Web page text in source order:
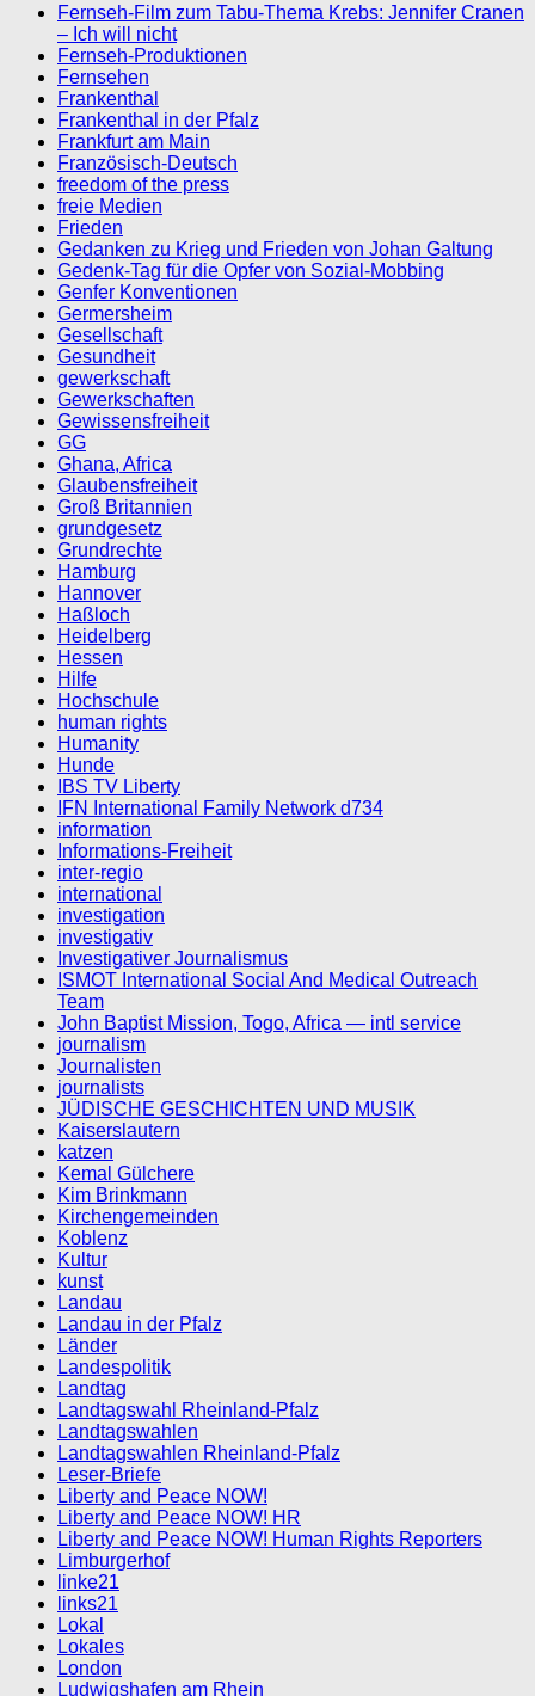
Fernseh-Film zum Tabu-Thema Krebs: Jennifer Cranen
– Ich will nicht
Fernseh-Produktionen
Fernsehen
Frankenthal
Frankenthal in der Pfalz
Frankfurt am Main
Französisch-Deutsch
freedom of the press
freie Medien
Frieden
Gedanken zu Krieg und Frieden von Johan Galtung
Gedenk-Tag für die Opfer von Sozial-Mobbing
Genfer Konventionen
Germersheim
Gesellschaft
Gesundheit
gewerkschaft
Gewerkschaften
Gewissensfreiheit
GG
Ghana, Africa
Glaubensfreiheit
Groß Britannien
grundgesetz
Grundrechte
Hamburg
Hannover
Haßloch
Heidelberg
Hessen
Hilfe
Hochschule
human rights
Humanity
Hunde
IBS TV Liberty
IFN International Family Network d734
information
Informations-Freiheit
inter-regio
international
investigation
investigativ
Investigativer Journalismus
ISMOT International Social And Medical Outreach
Team
John Baptist Mission, Togo, Africa — intl service
journalism
Journalisten
journalists
JÜDISCHE GESCHICHTEN UND MUSIK
Kaiserslautern
katzen
Kemal Gülchere
Kim Brinkmann
Kirchengemeinden
Koblenz
Kultur
kunst
Landau
Landau in der Pfalz
Länder
Landespolitik
Landtag
Landtagswahl Rheinland-Pfalz
Landtagswahlen
Landtagswahlen Rheinland-Pfalz
Leser-Briefe
Liberty and Peace NOW!
Liberty and Peace NOW! HR
Liberty and Peace NOW! Human Rights Reporters
Limburgerhof
linke21
links21
Lokal
Lokales
London
Ludwigshafen am Rhein